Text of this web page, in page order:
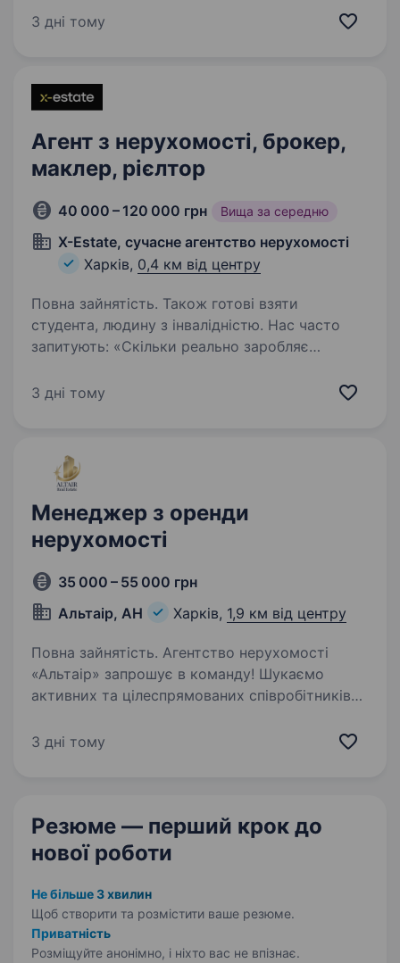
роботи! Ми працюємо та розвиваємося
3 дні тому
Агент з нерухомості, брокер,
маклер, рієлтор
40 000 – 120 000 грн Вища за середню
X-Estate, сучасне агентство нерухомості
Харків, 0,4 км від центру
Повна зайнятість. Також готові взяти
студента, людину з інвалідністю. Нас часто
запитують: «Скільки реально заробляє
заробляє з першого тижня роботи!
агентів-початківців…
3 дні тому
Менеджер з оренди
нерухомості
35 000 – 55 000 грн
Альтаір, АН
Харків, 1,9 км від центру
Повна зайнятість. Агентство нерухомості
«Альтаір» запрошує в команду! Шукаємо
активних та цілеспрямованих співробітників
від 18 до 25 років. Комунікабельність
3 дні тому
Резюме — перший крок до
нової роботи
Не більше 3 хвилин
Щоб створити та розмістити ваше резюме.
Приватність
Розміщуйте анонімно, і ніхто вас не впізнає.